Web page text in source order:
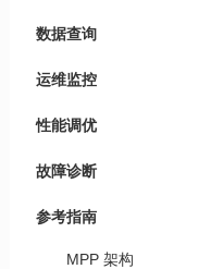
数据查询
运维监控
性能调优
故障诊断
参考指南
MPP 架构